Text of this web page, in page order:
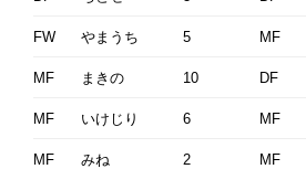
FW やまうち 5 MF
MF まきの 10 DF
MF いけじり 6 MF
MF みね 2 MF